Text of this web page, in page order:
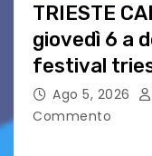
TRIESTE
giovedì 6 a
festival
Springsteen
Ago 5, 2026
Commento